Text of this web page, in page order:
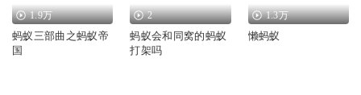
1.9万
蚂蚁三部曲之蚂蚁帝
国
2
蚂蚁会和同窝的蚂蚁
打架吗
1.3万
懒蚂蚁